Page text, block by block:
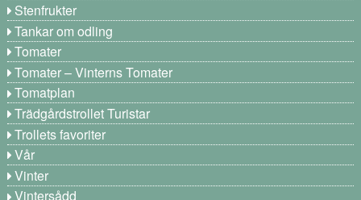
Stenfrukter
Tankar om odling
Tomater
Tomater – Vinterns Tomater
Tomatplan
Trädgårdstrollet Turistar
Trollets favoriter
Vår
Vinter
Vintersådd